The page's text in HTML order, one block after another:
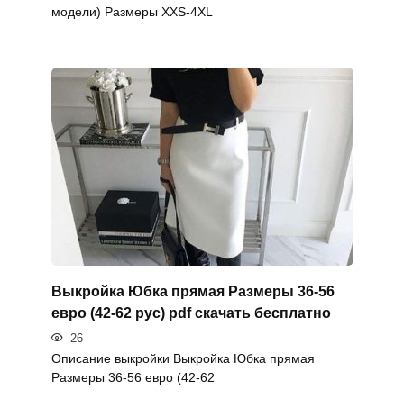
модели) Размеры XXS-4XL
Выкройка Юбка прямая Размеры 36-56
евро (42-62 рус) pdf скачать бесплатно
26
Описание выкройки Выкройка Юбка прямая
Размеры 36-56 евро (42-62